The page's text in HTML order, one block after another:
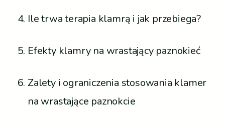
Ile trwa terapia klamrą i jak przebiega?
Efekty klamry na wrastający paznokieć
Zalety i ograniczenia stosowania klamer
na wrastające paznokcie